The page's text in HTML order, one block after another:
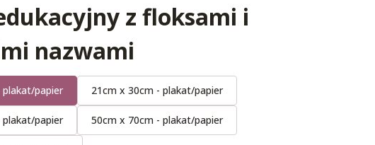
z floksami i
nazwami
papier 21cm x 30cm - plakat/papier
papier 50cm x 70cm - plakat/papier